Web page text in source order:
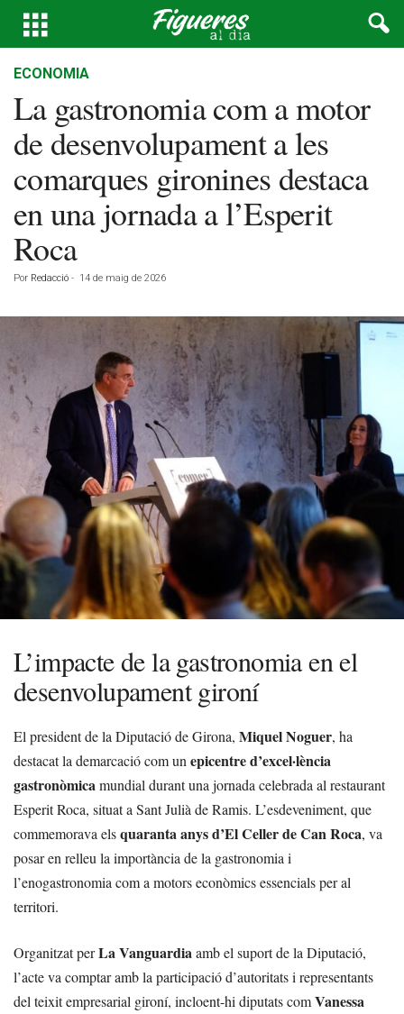
ECONOMIA
La gastronomia com a motor
de desenvolupament a les
comarques gironines destaca
en una jornada a l’Esperit
Roca
Por Redacció - 14 de maig de 2026
L’impacte de la gastronomia en el
desenvolupament gironí
El president de la Diputació de Girona, Miquel Noguer, ha
destacat la demarcació com un epicentre d’excel·lència
gastronòmicamundial durant una jornada celebrada al restaurant
Esperit Roca, situat a Sant Julià de Ramis. L’esdeveniment, que
commemorava elsquaranta anys d’El Celler de Can Roca, va
posar en relleu la importància de la gastronomia i
l’enogastronomia com a motors econòmics essencials per al
territori.
Organitzat perLa Vanguardiaamb el suport de la Diputació,
l’acte va comptar amb la participació d’autoritats i representants
del teixit empresarial gironí, incloent-hi diputats comVanessa